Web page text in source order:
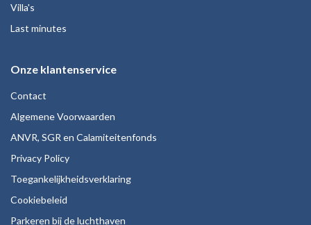
Villa's
Last minutes
Onze klantenservice
Contact
Algemene Voorwaarden
ANVR, SGR en Calamiteitenfonds
Privacy Policy
Toegankelijkheidsverklaring
Cookiebeleid
Parkeren bij de luchthaven